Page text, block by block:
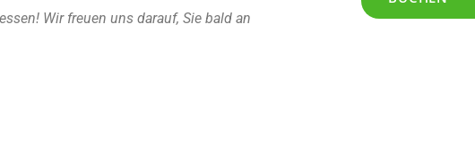
Wir freuen uns darauf, Sie bald an